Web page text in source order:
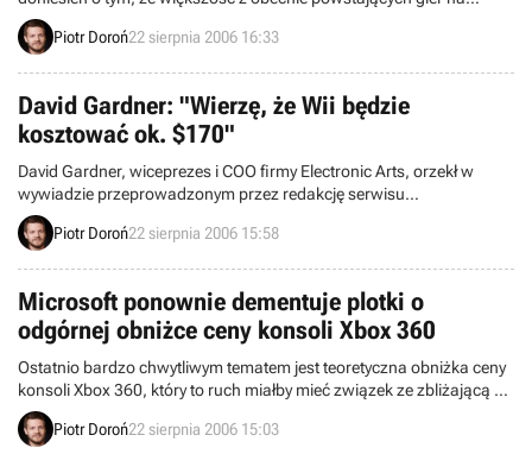
konsolę nowej generacji nie może zasługiwać na to miano.
Piotr Doroń22 sierpnia 2006 16:33
David Gardner: "Wierzę, że Wii będzie
kosztować ok. $170"
David Gardner, wiceprezes i COO firmy Electronic Arts, orzekł w
wywiadzie przeprowadzonym przez redakcję serwisu
GameIndustry.biz, że wierzy, iż cena Wii w Stanach Zjednoczonych
zostanie ustalona na poziomie ok. $170.
Piotr Doroń22 sierpnia 2006 15:58
Microsoft ponownie dementuje plotki o
odgórnej obniżce ceny konsoli Xbox 360
Ostatnio bardzo chwytliwym tematem jest teoretyczna obniżka ceny
konsoli Xbox 360, który to ruch miałby mieć związek ze zbliżającą się
premierą PLAYSTATION 3. Niedawne zaniżenie ceny 360-tki,
dokonane przez niektóre sklepy wysyłkowe (chociażby Play.com)
Piotr Doroń22 sierpnia 2006 15:03